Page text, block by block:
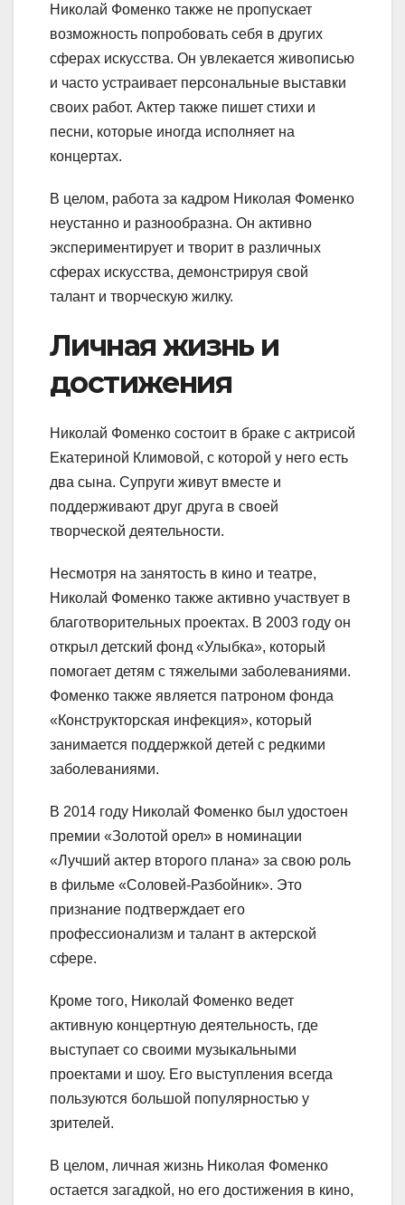
Николай Фоменко также не пропускает
возможность попробовать себя в других
сферах искусства. Он увлекается живописью
и часто устраивает персональные выставки
своих работ. Актер также пишет стихи и
песни, которые иногда исполняет на
концертах.
В целом, работа за кадром Николая Фоменко
неустанно и разнообразна. Он активно
экспериментирует и творит в различных
сферах искусства, демонстрируя свой
талант и творческую жилку.
Личная жизнь и
достижения
Николай Фоменко состоит в браке с актрисой
Екатериной Климовой, с которой у него есть
два сына. Супруги живут вместе и
поддерживают друг друга в своей
творческой деятельности.
Несмотря на занятость в кино и театре,
Николай Фоменко также активно участвует в
благотворительных проектах. В 2003 году он
открыл детский фонд «Улыбка», который
помогает детям с тяжелыми заболеваниями.
Фоменко также является патроном фонда
«Конструкторская инфекция», который
занимается поддержкой детей с редкими
заболеваниями.
В 2014 году Николай Фоменко был удостоен
премии «Золотой орел» в номинации
«Лучший актер второго плана» за свою роль
в фильме «Соловей-Разбойник». Это
признание подтверждает его
профессионализм и талант в актерской
сфере.
Кроме того, Николай Фоменко ведет
активную концертную деятельность, где
выступает со своими музыкальными
проектами и шоу. Его выступления всегда
пользуются большой популярностью у
зрителей.
В целом, личная жизнь Николая Фоменко
остается загадкой, но его достижения в кино,